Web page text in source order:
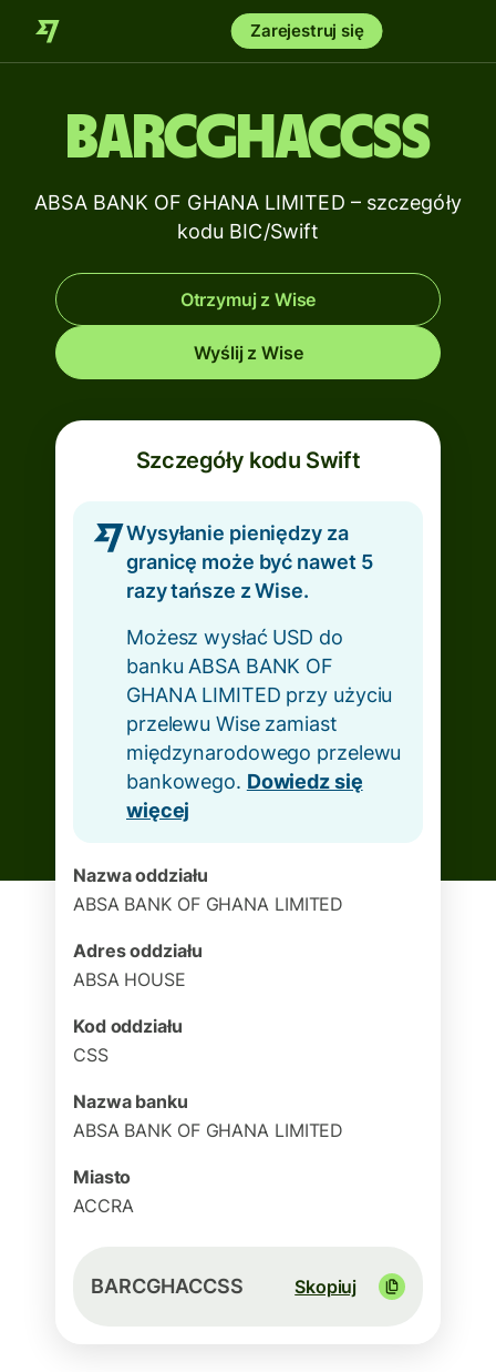
Zarejestruj się
BARCGHACCSS
ABSA BANK OF GHANA LIMITED – szczegóły
kodu BIC/Swift
Otrzymuj z Wise
Wyślij z Wise
Szczegóły kodu Swift
Wysyłanie pieniędzy za
granicę może być nawet 5
razy tańsze z Wise.
Możesz wysłać USD do
banku ABSA BANK OF
GHANA LIMITED przy użyciu
przelewu Wise zamiast
międzynarodowego przelewu
bankowego. Dowiedz się
więcej
Nazwa oddziału
ABSA BANK OF GHANA LIMITED
Adres oddziału
ABSA HOUSE
Kod oddziału
CSS
Nazwa banku
ABSA BANK OF GHANA LIMITED
Miasto
ACCRA
BARCGHACCSS Skopiuj